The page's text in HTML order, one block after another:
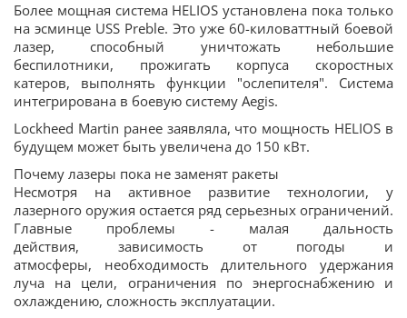
Более мощная система HELIOS установлена пока только
на эсминце USS Preble. Это уже 60-киловаттный боевой
лазер, способный уничтожать небольшие
беспилотники, прожигать корпуса скоростных
катеров, выполнять функции "ослепителя". Система
интегрирована в боевую систему Aegis.
Lockheed Martin ранее заявляла, что мощность HELIOS в
будущем может быть увеличена до 150 кВт.
Почему лазеры пока не заменят ракеты
Несмотря на активное развитие технологии, у
лазерного оружия остается ряд серьезных ограничений.
Главные проблемы - малая дальность
действия, зависимость от погоды и
атмосферы, необходимость длительного удержания
луча на цели, ограничения по энергоснабжению и
охлаждению, сложность эксплуатации.